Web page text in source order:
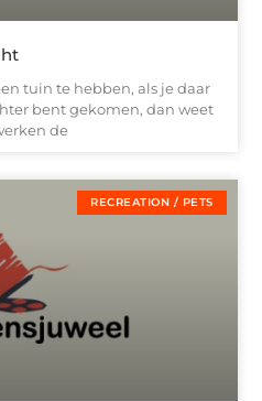
tuin te hebben, als je daar
bent gekomen, dan weet
de
RECREATION / PETS